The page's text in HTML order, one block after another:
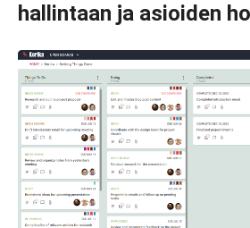
hallintaan ja asioiden